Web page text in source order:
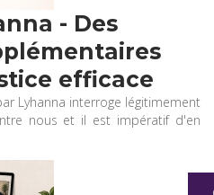
- Des
efficace
Lyhanna interroge légitimement
nous et il est impératif d'en